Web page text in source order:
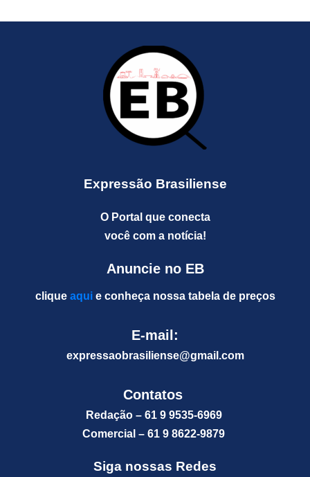
Expressão Brasiliense
O Portal que conecta
você com a notícia!
Anuncie no EB
clique aquie conheça nossa tabela de preços
E-mail:
expressaobrasiliense@gmail.com
Contatos
Redação – 61 9 9535-6969
Comercial – 61 9 8622-9879
Siga nossas Redes